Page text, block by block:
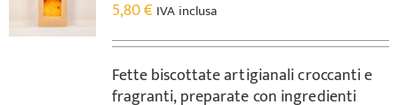
5,80€ IVA inclusa
Fette biscottate artigianali croccanti e
fragranti, preparate con ingredienti